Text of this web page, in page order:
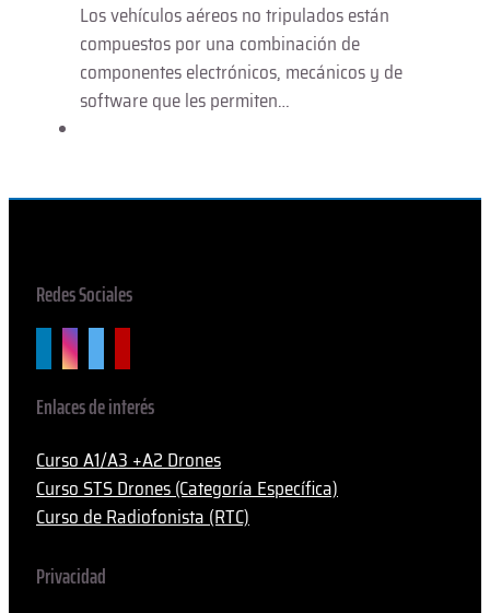
Los vehículos aéreos no tripulados están
compuestos por una combinación de
componentes electrónicos, mecánicos y de
software que les permiten…
Redes Sociales
Enlaces de interés
Curso A1/A3 +A2 Drones
Curso STS Drones (Categoría Específica)
Curso de Radiofonista (RTC)
Privacidad